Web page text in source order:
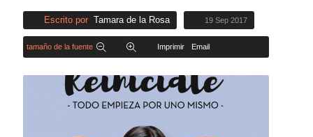
Escrito por Tamara de la Rosa 19 Sep 2017
tamaño de la fuente Imprimir Email